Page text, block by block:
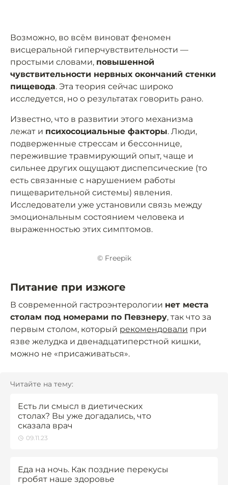
Возможно, во всём виноват феномен
висцеральной гиперчувствительности —
простыми словами, повышенной
чувствительности нервных окончаний стенки
пищевода. Эта теория сейчас широко
исследуется, но о результатах говорить рано.
Известно, что в развитии этого механизма
лежат и психосоциальные факторы. Люди,
подверженные стрессам и бессоннице,
пережившие травмирующий опыт, чаще и
сильнее других ощущают диспепсические (то
есть связанные с нарушением работы
пищеварительной системы) явления.
Исследователи уже установили связь между
эмоциональным состоянием человека и
выраженностью этих симптомов.
© Freepik
Питание при изжоге
В современной гастроэнтерологии нет места
столам под номерами по Певзнеру, так что за
первым столом, который рекомендовали при
язве желудка и двенадцатиперстной кишки,
можно не «присаживаться».
Читайте на тему:
Есть ли смысл в диетических
столах? Вы уже догадались, что
сказала врач
09.11.23
Еда на ночь. Как поздние перекусы
гробят наше здоровье